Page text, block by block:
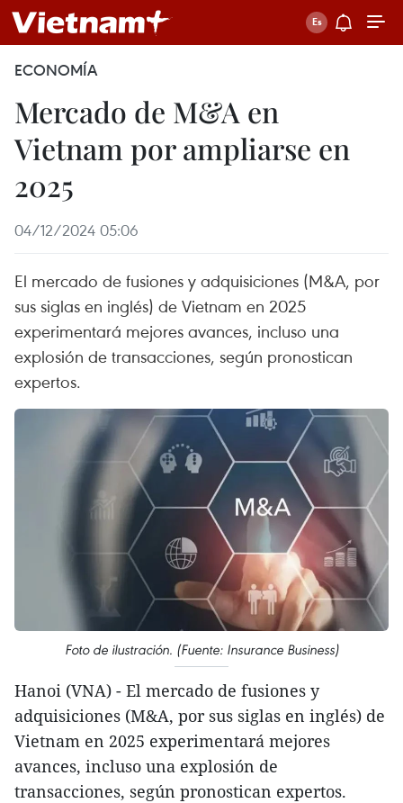
ECONOMÍA
Mercado de M&A en
Vietnam por ampliarse en
2025
04/12/2024 05:06
El mercado de fusiones y adquisiciones (M&A, por
sus siglas en inglés) de Vietnam en 2025
experimentará mejores avances, incluso una
explosión de transacciones, según pronostican
expertos.
Foto de ilustración. (Fuente: Insurance Business)
Hanoi (VNA) - El mercado de fusiones y
adquisiciones (M&A, por sus siglas en inglés) de
Vietnam en 2025 experimentará mejores
avances, incluso una explosión de
transacciones, según pronostican expertos.